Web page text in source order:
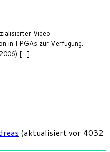
Video
in FPGAs zur Verfügung.
[…]
(aktualisiert vor 4032